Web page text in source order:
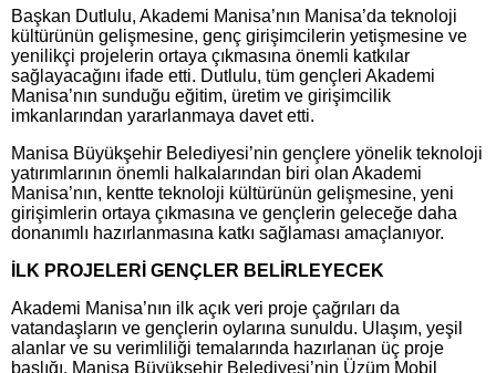
Başkan Dutlulu, Akademi Manisa’nın Manisa’da teknoloji
kültürünün gelişmesine, genç girişimcilerin yetişmesine ve
yenilikçi projelerin ortaya çıkmasına önemli katkılar
sağlayacağını ifade etti. Dutlulu, tüm gençleri Akademi
Manisa’nın sunduğu eğitim, üretim ve girişimcilik
imkanlarından yararlanmaya davet etti.
Manisa Büyükşehir Belediyesi’nin gençlere yönelik teknoloji
yatırımlarının önemli halkalarından biri olan Akademi
Manisa’nın, kentte teknoloji kültürünün gelişmesine, yeni
girişimlerin ortaya çıkmasına ve gençlerin geleceğe daha
donanımlı hazırlanmasına katkı sağlaması amaçlanıyor.
İLK PROJELERİ GENÇLER BELİRLEYECEK
Akademi Manisa’nın ilk açık veri proje çağrıları da
vatandaşların ve gençlerin oylarına sunuldu. Ulaşım, yeşil
alanlar ve su verimliliği temalarında hazırlanan üç proje
başlığı, Manisa Büyükşehir Belediyesi’nin Üzüm Mobil